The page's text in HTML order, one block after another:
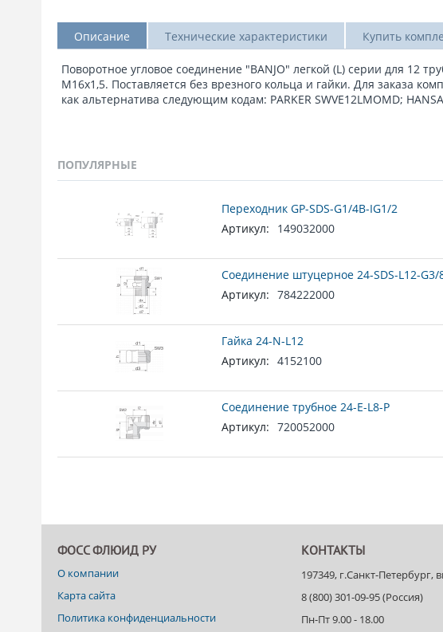
Описание Технические характеристики Купить
Поворотное угловое соединение "BANJO" легкой (L) серии для 12
М16х1,5. Поставляется без врезного кольца и гайки. Для заказа
как альтернатива следующим кодам: PARKER SWVE12LMOMD;
ПОПУЛЯРНЫЕ
Переходник GP-SDS-G1/4B-IG1/2
Артикул:
149032000
Соединение штуцерное 24-SDS-L12-G3/
Артикул: 784222000
Гайка 24-N-L12
Артикул: 4152100
Соединение трубное 24-E-L8-P
Артикул: 720052000
ФОСС ФЛЮИД РУ
О компании
Карта сайта
Политика конфиденциальности
КОНТАКТЫ
197349, г.Санкт-
8 (800) 301-09-95 (Россия)
Пн-Пт 9.00 - 18.00